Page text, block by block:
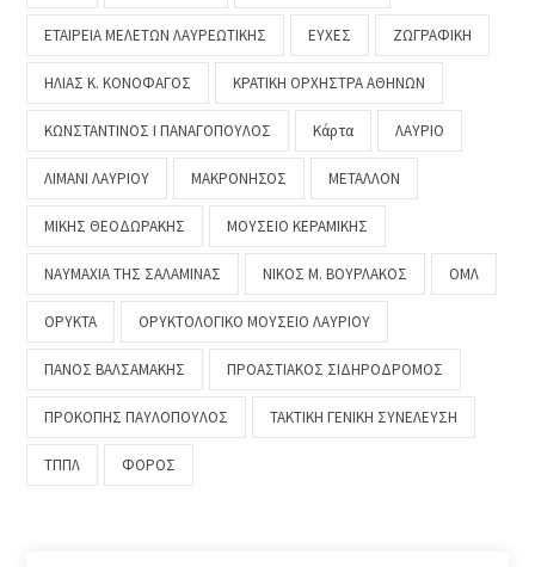
ΕΤΑΙΡΕΙΑ ΜΕΛΕΤΩΝ ΛΑΥΡΕΩΤΙΚΗΣ ΕΥΧΕΣ ΖΩΓΡΑΦΙΚΗ
ΗΛΙΑΣ Κ. ΚΟΝΟΦΑΓΟΣ ΚΡΑΤΙΚΗ ΟΡΧΗΣΤΡΑ ΑΘΗΝΩΝ
ΚΩΝΣΤΑΝΤΙΝΟΣ Ι ΠΑΝΑΓΟΠΟΥΛΟΣ Κάρτα ΛΑΥΡΙΟ
ΛΙΜΑΝΙ ΛΑΥΡΙΟΥ ΜΑΚΡΟΝΗΣΟΣ ΜΕΤΑΛΛΟΝ
ΜΙΚΗΣ ΘΕΟΔΩΡΑΚΗΣ ΜΟΥΣΕΙΟ ΚΕΡΑΜΙΚΗΣ
ΝΑΥΜΑΧΙΑ ΤΗΣ ΣΑΛΑΜΙΝΑΣ ΝΙΚΟΣ Μ. ΒΟΥΡΛΑΚΟΣ ΟΜΛ
ΟΡΥΚΤΑ ΟΡΥΚΤΟΛΟΓΙΚΟ ΜΟΥΣΕΙΟ ΛΑΥΡΙΟΥ
ΠΑΝΟΣ ΒΑΛΣΑΜΑΚΗΣ ΠΡΟΑΣΤΙΑΚΟΣ ΣΙΔΗΡΟΔΡΟΜΟΣ
ΠΡΟΚΟΠΗΣ ΠΑΥΛΟΠΟΥΛΟΣ ΤΑΚΤΙΚΗ ΓΕΝΙΚΗ ΣΥΝΕΛΕΥΣΗ
ΤΠΠΛ ΦΟΡΟΣ